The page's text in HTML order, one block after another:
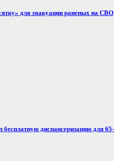
для эвакуации раненых на СВО
диспансеризацию для 65-